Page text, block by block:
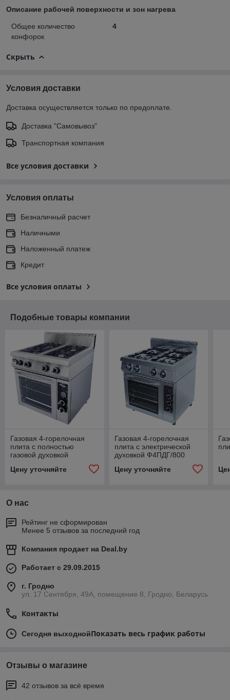
Описание рабочей поверхности и зон нагрева
Общее количество
конфорок
4
Скрыть
Условия доставки
Доставка осуществляется только по предоплате.
Доставка "Самовывоз"
Транспортная компания
Все условия доставки
Условия оплаты
Безналичный расчет
Наличными
Наложенный платеж
Кредит
Все условия оплаты
Подобные товары компании
Газовая 4-горелочная
плита с полностью
газовой духовкой
Цену уточняйте
Газовая 4-горелочная
плита с электрической
духовкой Ф4ПДГ/800
Цену уточняйте
О нас
Рейтинг не сформирован
Менее 5 отзывов за последний год
Компания продает на Deal.by
Работает с 29.09.2015
г. Гродно
ул. 17 Сентября, 49А, помещение 8, Гродно, Беларусь
Контакты
Сегодня выходнойПоказать весь график работы
Отзывы о магазине
42 отзывов за всё время